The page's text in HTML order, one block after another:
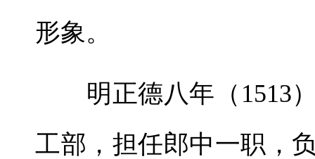
形象。
明正德八年（1513）
工部，担任郎中一职，